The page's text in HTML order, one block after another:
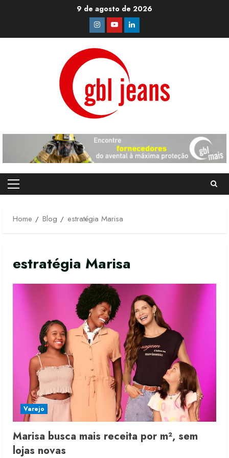
9 de agosto de 2026
Instagram
YoutubeLinkedin
Primary
Home
Blog estratégia Marisa
estratégia Marisa
Varejo
Marisa busca mais receita por m², sem
lojas novas
Moda vende US$63,7 bilhões em
produtos licenciados
6 de agosto de 2026
Renata Caixeta assume Movimento